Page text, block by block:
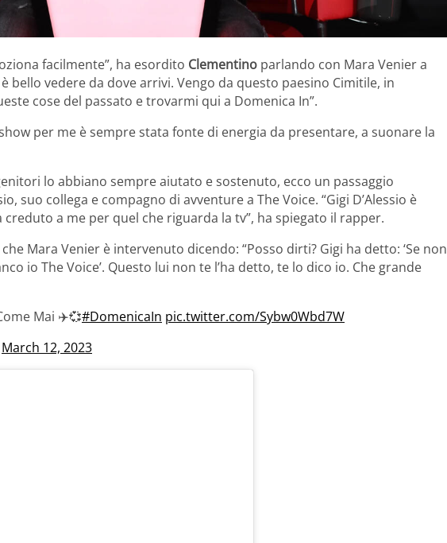
facilmente”, ha esordito Clementino parlando con Mara Venier a
bello vedere da dove arrivi. Vengo da questo paesino Cimitile, in
cose del passato e trovarmi qui a Domenica In”.
per me è sempre stata fonte di energia da presentare, a suonare la
lo abbiano sempre aiutato e sostenuto, ecco un passaggio
suo collega e compagno di avventure a The Voice. “Gigi D’Alessio è
a me per quel che riguarda la tv”, ha spiegato il rapper.
Mara Venier è intervenuto dicendo: “Posso dirti? Gigi ha detto: ‘Se non
io The Voice’. Questo lui non te l’ha detto, te lo dico io. Che grande
Mai ✈️💞#DomenicaIn pic.twitter.com/Sybw0Wbd7W
March 12, 2023